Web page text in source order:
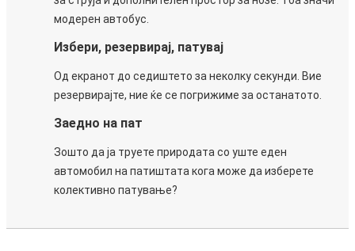
модерен автобус.
Избери, резервирај, патувај
Од екранот до седиштето за неколку секунди. Вие
резервирајте, ние ќе се погрижиме за останатото.
Заедно на пат
Зошто да ја труете природата со уште еден
автомобил на патиштата кога може да изберете
колективно патување?